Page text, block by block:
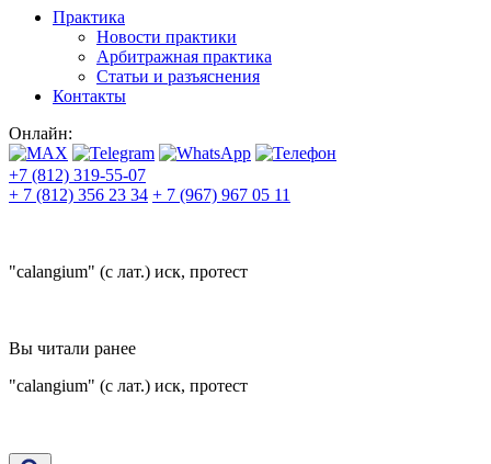
Практика
Новости практики
Арбитражная практика
Статьи и разъяснения
Контакты
Онлайн:
+7 (812) 319-55-07
+ 7 (812) 356 23 34 + 7 (967) 967 05 11
"calangium" (с лат.) иск, протест
Вы читали ранее
"calangium" (с лат.) иск, протест